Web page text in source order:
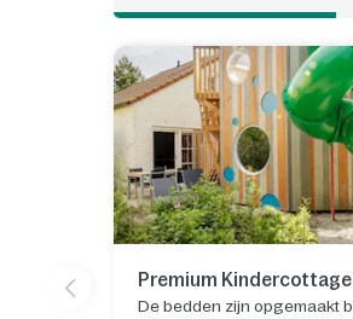
Premium Kindercottage
De bedden zijn opgemaakt